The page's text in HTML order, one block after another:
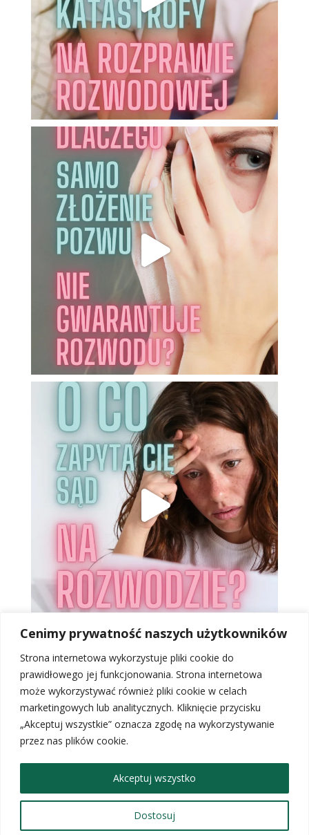
Cenimy prywatność naszych użytkowników
Strona internetowa wykorzystuje pliki cookie do
prawidłowego jej funkcjonowania. Strona internetowa
może wykorzystywać również pliki cookie w celach
marketingowych lub analitycznych. Kliknięcie przycisku
„Akceptuj wszystkie” oznacza zgodę na wykorzystywanie
przez nas plików cookie.
Dostosuj
Akceptuj wszystko
Pokaż więcej Śledź mnie na Instagramie
Strona główna Blog
O mnie
Strona Kancelarii
Sklep
Kontakt
Polityka prywatności
Regulamin sklepu internetowego
Regulamin Newslettera